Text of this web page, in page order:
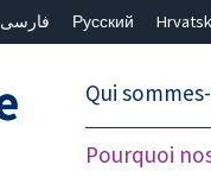
فارسی Русский
Qui
Pourquoi